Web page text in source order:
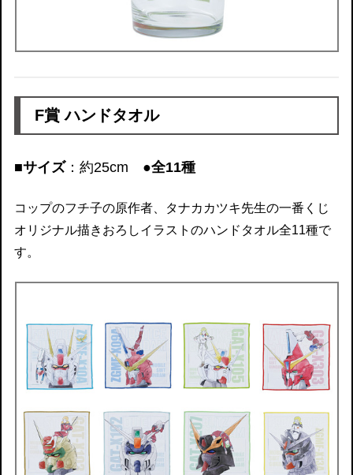
F賞 ハンドタオル
■サイズ：約25cm ●全11種
コップのフチ子の原作者、タナカカツキ先生の一番くじ
オリジナル描きおろしイラストのハンドタオル全11種で
す。